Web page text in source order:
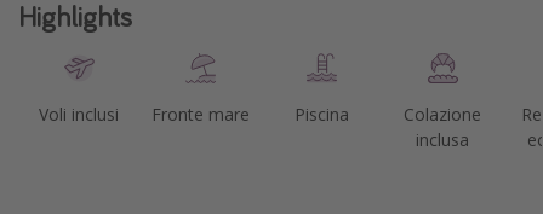
Highlights
Voli inclusi Fronte mare Piscina
Colazione
inclusa